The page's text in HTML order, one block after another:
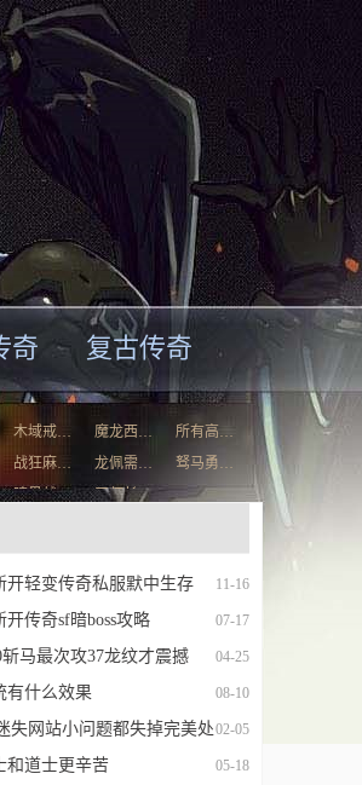
奇 复古传奇
木域戒… 魔龙西…
所有高…
战狂麻…
龙佩需…
驽马勇…
暗黑战…
天师长…
11-16
开轻变传奇私服默中生存
07-17
传奇sf暗boss攻略
04-25
马最次攻37龙纹才震撼
08-10
有什么效果
02-05
失网站小问题都失掉完美处
05-18
和道士更辛苦